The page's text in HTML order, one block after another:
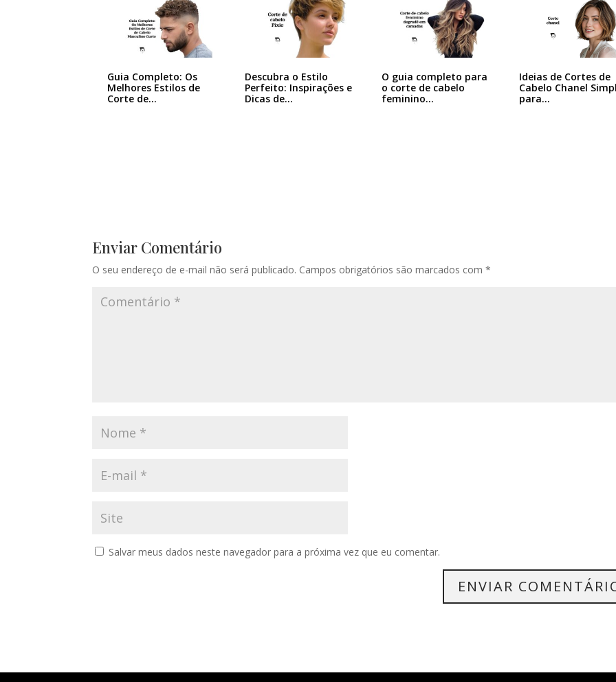
Guia Completo: Os
Melhores Estilos de
Corte de…
Descubra o Estilo
Perfeito: Inspirações e
Dicas de…
O guia completo para
o corte de cabelo
feminino…
Ideias de Cortes de
Cabelo Chanel
para…
Enviar Comentário
O seu endereço de e-mail não será publicado. Campos obrigatórios são marcados com*
Salvar meus dados neste navegador para a próxima vez que eu comentar.